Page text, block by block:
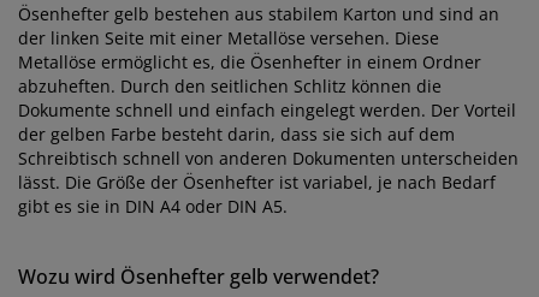
Ösenhefter gelb bestehen aus stabilem Karton und sind an
der linken Seite mit einer Metallöse versehen. Diese
Metallöse ermöglicht es, die Ösenhefter in einem Ordner
abzuheften. Durch den seitlichen Schlitz können die
Dokumente schnell und einfach eingelegt werden. Der Vorteil
der gelben Farbe besteht darin, dass sie sich auf dem
Schreibtisch schnell von anderen Dokumenten unterscheiden
lässt. Die Größe der Ösenhefter ist variabel, je nach Bedarf
gibt es sie in DIN A4 oder DIN A5.
Wozu wird Ösenhefter gelb verwendet?